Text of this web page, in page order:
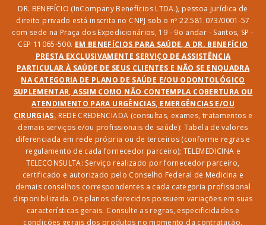
DR. BENEFÍCIO (InCompany Benefícios LTDA.), pessoa jurídica de
direito privado está inscrita no CNPJ sob o nº 22.581.073/0001-57
com sede na Praça dos Expedicionários, 19 - 9o andar - Santos, SP -
CEP 11065-500. EM BENEFÍCIOS PARA SAÚDE, A DR. BENEFÍCIO
PRESTA EXCLUSIVAMENTE SERVIÇO DE ASSISTÊNCIA
PARTICULAR À SAÚDE DE SEUS CLIENTES E NÃO SE ENQUADRA
NA CATEGORIA DE PLANO DE SAÚDE E/OU ODONTOLÓGICO
SUPLEMENTAR, ASSIM COMO NÃO CONTEMPLA COBERTURA OU
ATENDIMENTO PARA URGÊNCIAS, EMERGÊNCIAS E/OU
CIRURGIAS. REDE CREDENCIADA (consultas, exames, tratamentos e
demais serviços e/ou profissionais de saúde): Tabela de valores
diferenciada em rede própria ou de terceiros (conforme regras e
regulamento de cada fornecedor parceiro); TELEMEDICINA e
TELECONSULTA: Serviço realizado por fornecedor parceiro,
certificado e autorizado pelo Conselho Federal de Medicina e
demais conselhos correspondentes a cada categoria profissional
disponibilizada. Os planos oferecidos possuem variações em suas
características gerais. Consulte as regras, especificidades e
condições gerais dos produtos no momento da contratação.